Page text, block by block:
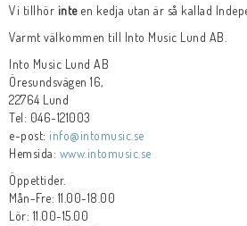
Vi tillhör inteen kedja utan är så kallad
Varmt välkommen till Into Music Lund AB.
Into Music Lund AB
Öresundsvägen 16,
22764 Lund
Tel: 046-121003
e-post: info@intomusic.se
Hemsida: www.intomusic.se
Öppettider.
Mån-Fre: 11.00-18.00
Lör: 11.00-15.00